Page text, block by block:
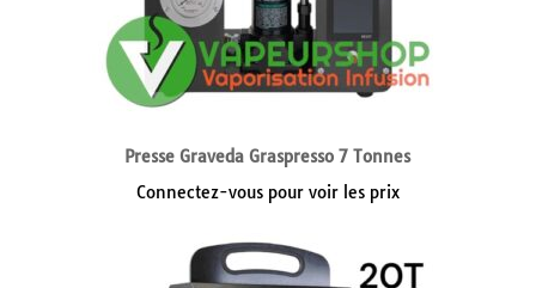
Presse Graveda Graspresso 7 Tonnes
Connectez-vous pour voir les prix